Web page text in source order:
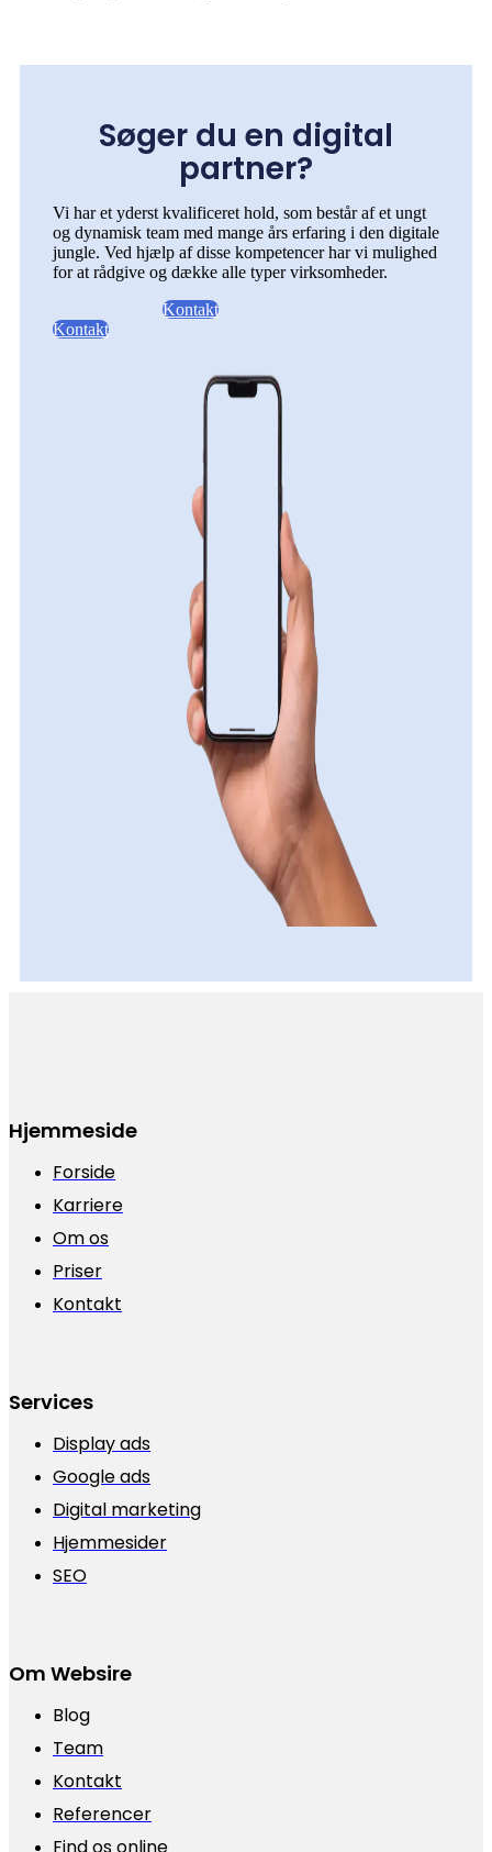
Søger du en digital
partner?
Vi har et yderst kvalificeret hold, som består af et ungt
og dynamisk team med mange års erfaring i den digitale
jungle. Ved hjælp af disse kompetencer har vi mulighed
for at rådgive og dække alle typer virksomheder.
Kontakt
Kontakt
Hjemmeside
Forside
Karriere
Om os
Priser
Kontakt
Services
Display ads
Google ads
Digital marketing
Hjemmesider
SEO
Om Websire
Blog
Team
Kontakt
Referencer
Find os online